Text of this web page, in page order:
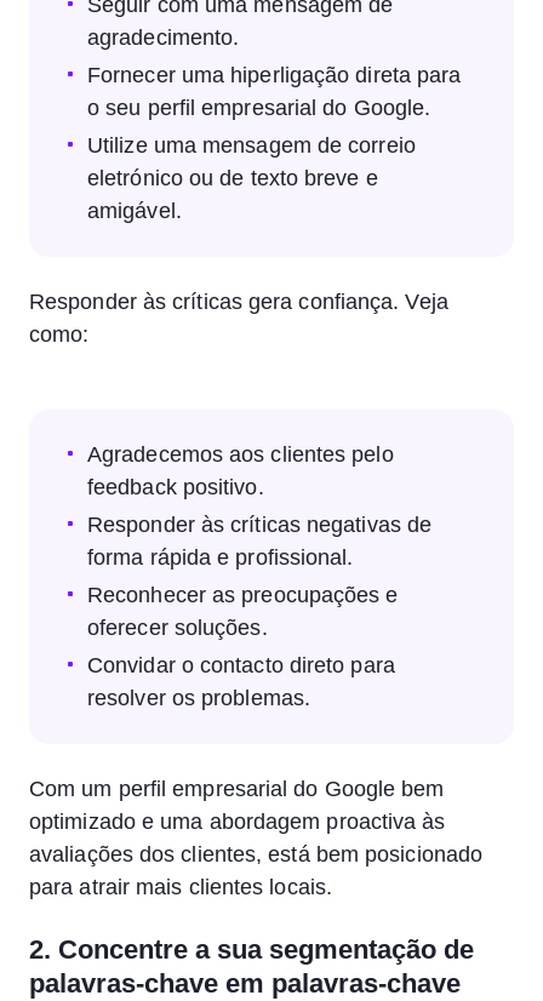
Seguir com uma mensagem de
agradecimento.
Fornecer uma hiperligação direta para
o seu perfil empresarial do Google.
Utilize uma mensagem de correio
eletrónico ou de texto breve e
amigável.
Responder às críticas gera confiança. Veja
como:
Agradecemos aos clientes pelo
feedback positivo.
Responder às críticas negativas de
forma rápida e profissional.
Reconhecer as preocupações e
oferecer soluções.
Convidar o contacto direto para
resolver os problemas.
Com um perfil empresarial do Google bem
optimizado e uma abordagem proactiva às
avaliações dos clientes, está bem posicionado
para atrair mais clientes locais.
2. Concentre a sua segmentação de
palavras-chave em palavras-chave